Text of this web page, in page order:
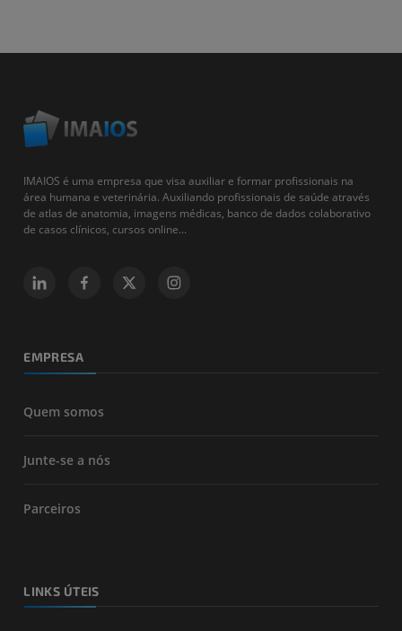
IMAIOS é uma empresa que visa auxiliar e formar profissionais na
área humana e veterinária. Auxiliando profissionais de saúde através
de atlas de anatomia, imagens médicas, banco de dados colaborativo
de casos clínicos, cursos online...
EMPRESA
Quem somos
Junte-se a nós
Parceiros
LINKS ÚTEIS